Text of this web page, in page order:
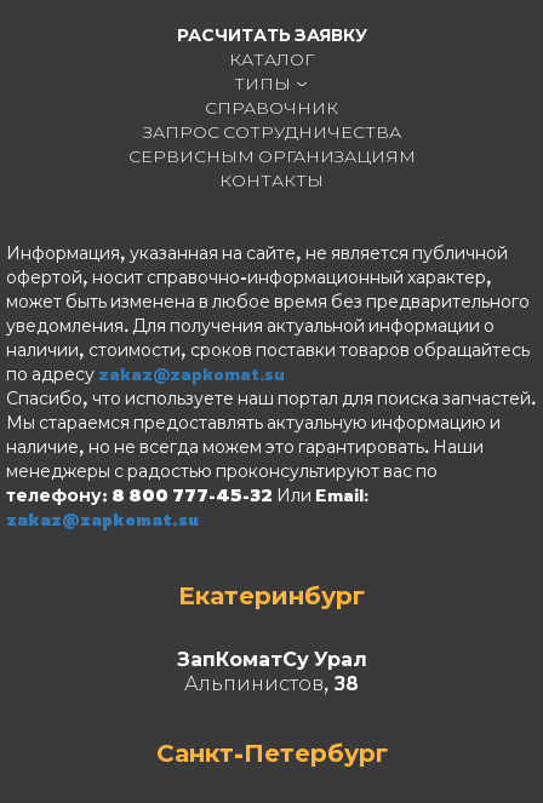
РАСЧИТАТЬ ЗАЯВКУ
КАТАЛОГ
ТИПЫ
СПРАВОЧНИК
ЗАПРОС СОТРУДНИЧЕСТВА
СЕРВИСНЫМ ОРГАНИЗАЦИЯМ
КОНТАКТЫ
Информация, указанная на сайте, не является публичной
офертой, носит справочно-информационный характер,
может быть изменена в любое время без предварительного
уведомления. Для получения актуальной информации о
наличии, стоимости, сроков поставки товаров обращайтесь
по адресу zakaz@zapkomat.su
Спасибо, что используете наш портал для поиска запчастей.
Мы стараемся предоставлять актуальную информацию и
наличие, но не всегда можем это гарантировать. Наши
менеджеры с радостью проконсультируют вас по
телефону: 8 800 777-45-32 Или Email:
zakaz@zapkomat.su
Екатеринбург
ЗапКоматСу Урал
Альпинистов, 38
Санкт-Петербург